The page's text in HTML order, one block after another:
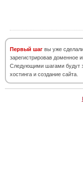
Первый шаг вы уже
зарегистрировав доменное
Следующими шагами будут
хостинга и создание сайта.